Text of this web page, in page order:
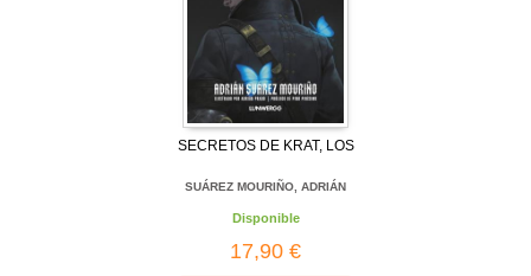
SECRETOS DE KRAT, LOS
SUÁREZ MOURIÑO, ADRIÁN
Disponible
17,90 €